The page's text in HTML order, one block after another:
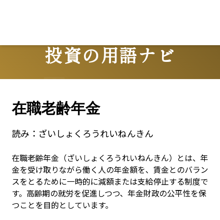
投資の用語ナビ
Terms
在職老齢年金
読み： ざいしょくろうれいねんきん
在職老齢年金（ざいしょくろうれいねんきん）とは、年
金を受け取りながら働く人の年金額を、賃金とのバラン
スをとるために一時的に減額または支給停止する制度で
す。高齢期の就労を促進しつつ、年金財政の公平性を保
つことを目的としています。